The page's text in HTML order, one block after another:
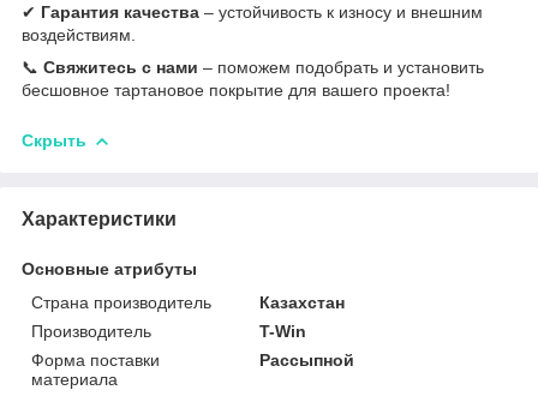
✔ Гарантия качества – устойчивость к износу и внешним
воздействиям.
📞 Свяжитесь с нами – поможем подобрать и установить
бесшовное тартановое покрытие для вашего проекта!
Скрыть
Характеристики
Основные атрибуты
Страна производитель
Казахстан
Производитель
T-Win
Форма поставки
материала
Рассыпной